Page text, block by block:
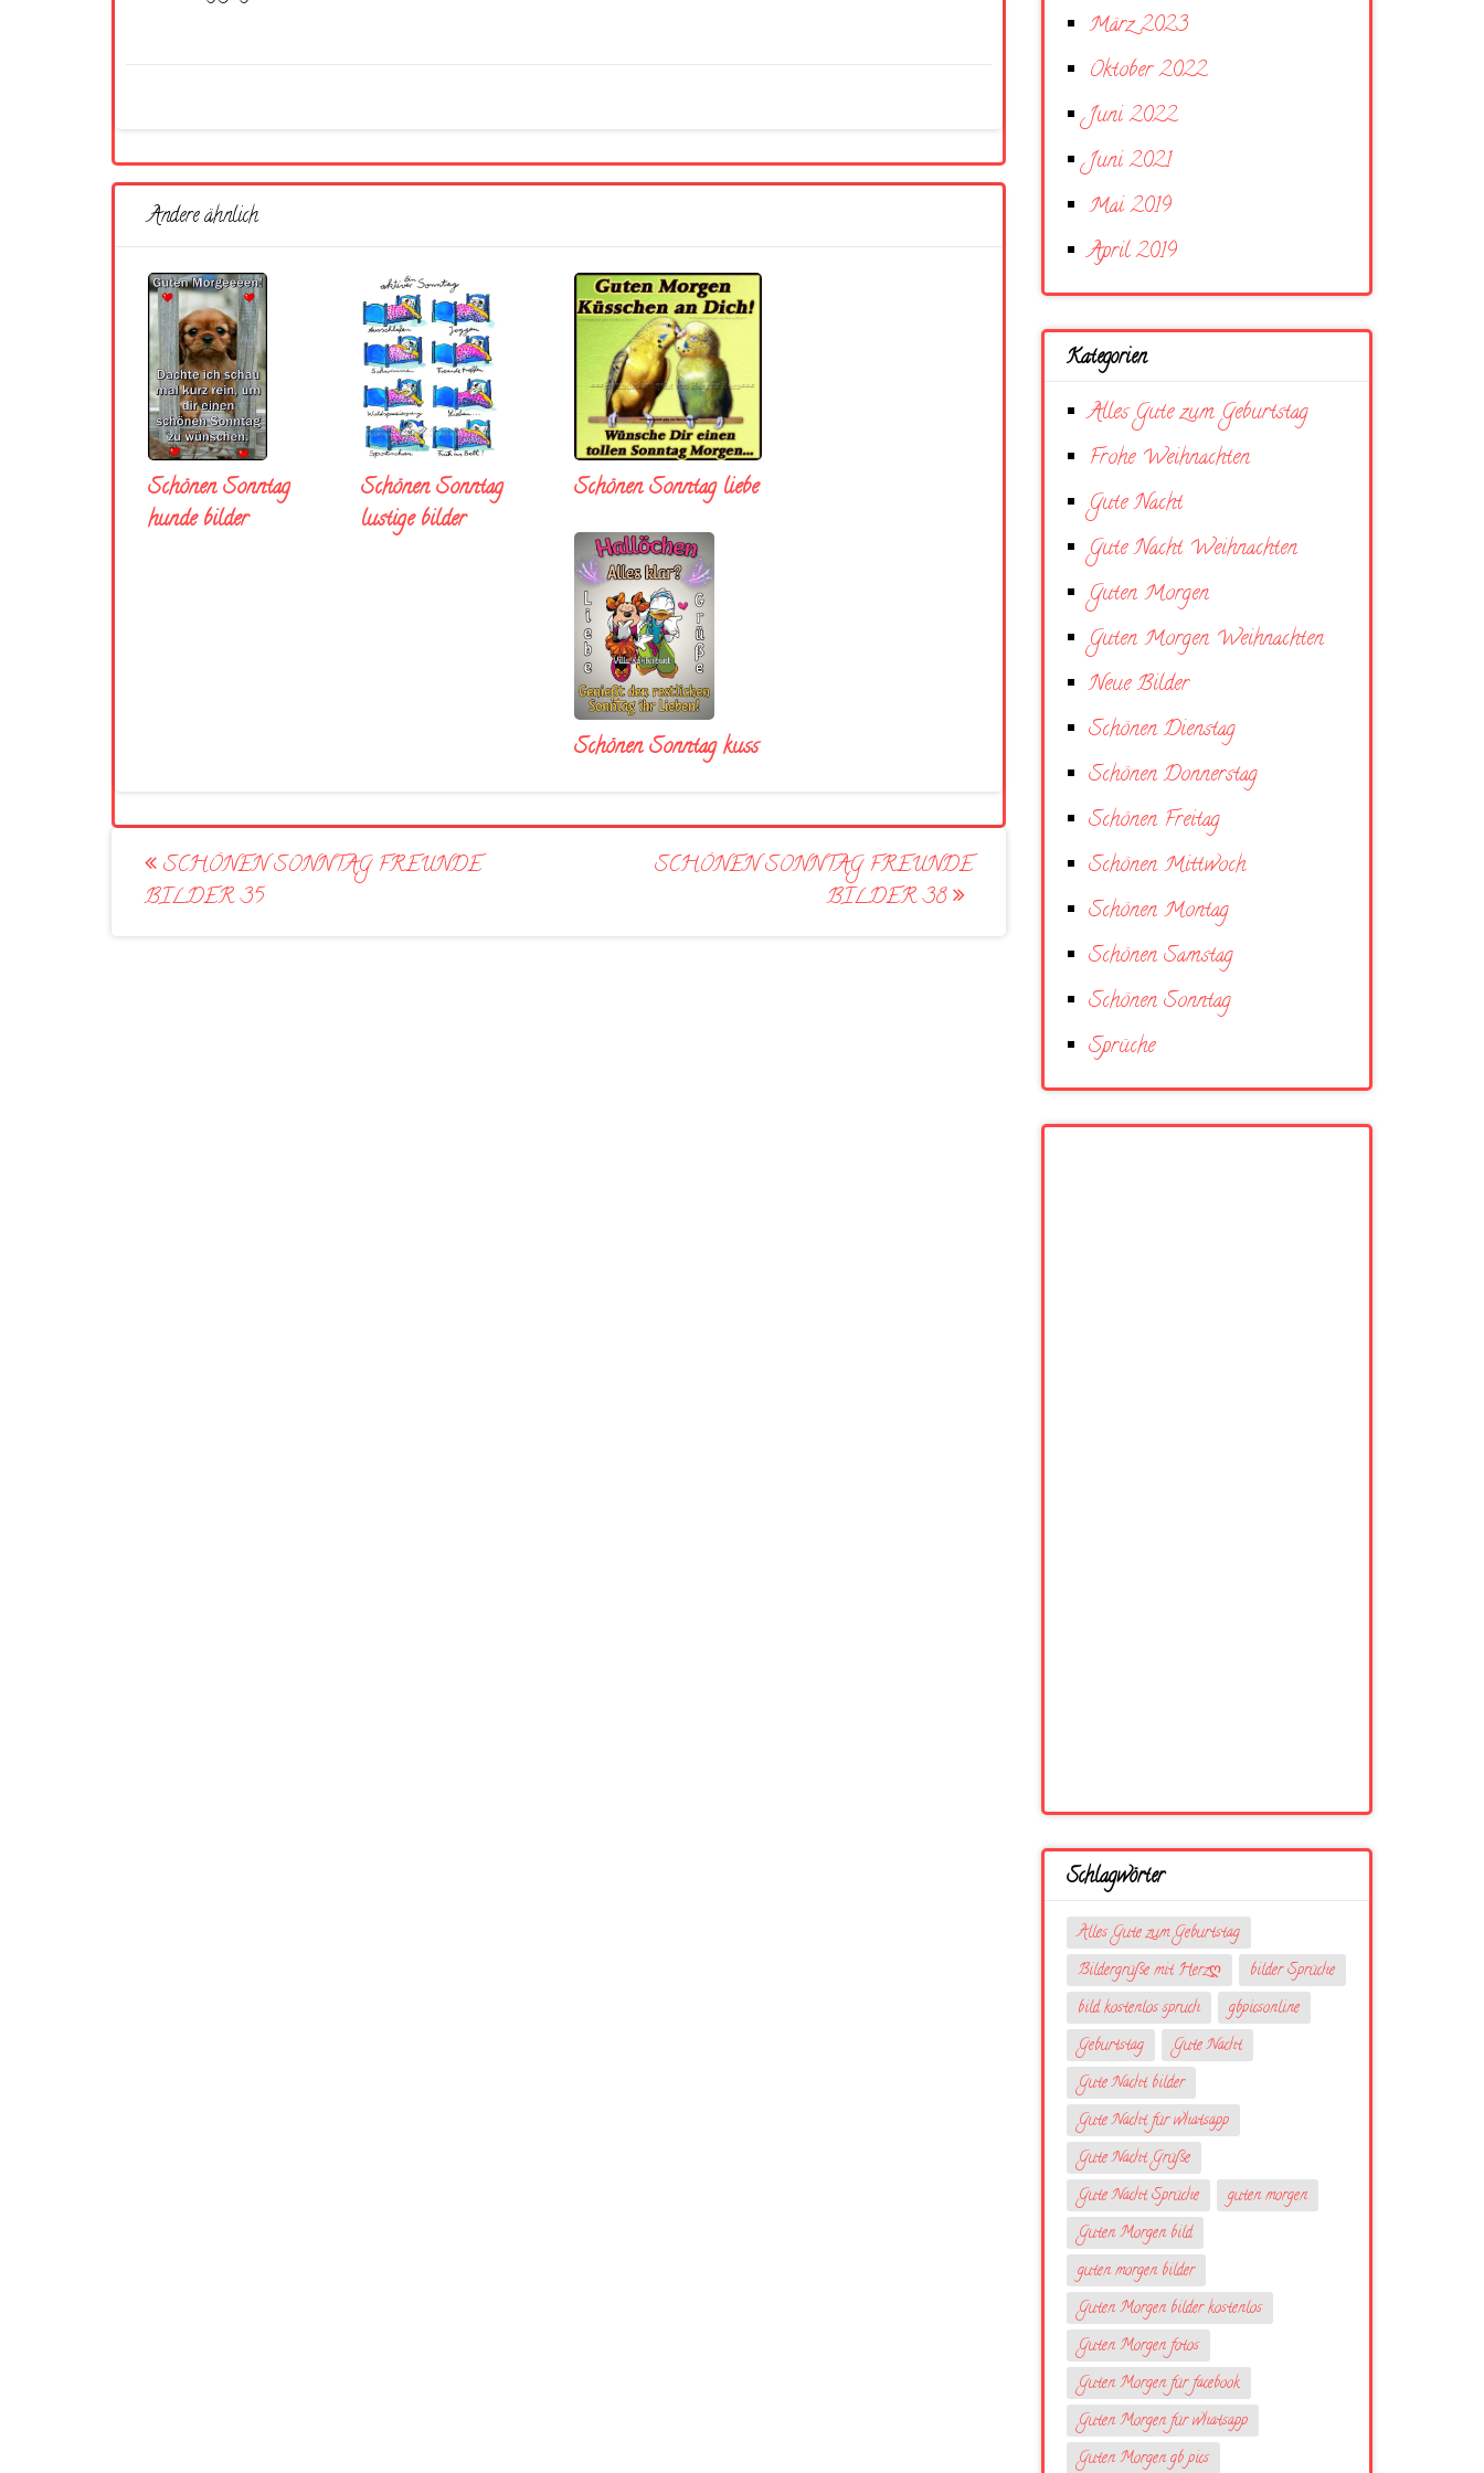
Andere ähnlich
Schönen Sonntag
hunde bilder
Schönen Sonntag
lustige bilder
Schönen Sonntag liebe
Schönen Sonntag kuss
Post
navigation
SCHÖNEN SONNTAG FREUNDE
BILDER 35
SCHÖNEN SONNTAG FREUNDE
BILDER 38
März 2023
Oktober 2022
Juni 2022
Juni 2021
Mai 2019
April 2019
Kategorien
Alles Gute zum Geburtstag
Frohe Weihnachten
Gute Nacht
Gute Nacht Weihnachten
Guten Morgen
Guten Morgen Weihnachten
Neue Bilder
Schönen Dienstag
Schönen Donnerstag
Schönen Freitag
Schönen Mittwoch
Schönen Montag
Schönen Samstag
Schönen Sonntag
Sprüche
Schlagwörter
Alles Gute zum Geburtstag
Bildergrüße mit Herzღ
bilder Sprüche
bild kostenlos spruch
gbpicsonline
Geburtstag
Gute Nacht
Gute Nacht bilder
Gute Nacht für whatsapp
Gute Nacht Grüße
Gute Nacht Sprüche
guten morgen
Guten Morgen bild
guten morgen bilder
Guten Morgen bilder kostenlos
Guten Morgen fotos
Guten Morgen für facebook
Guten Morgen für whatsapp
Guten Morgen gb pics